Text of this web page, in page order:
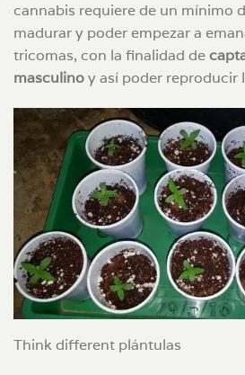
cannabis requiere de un mínimo
madurar y poder empezar a
tricomas, con la finalidad de
masculinoy así poder reproducir
Think different plántulas